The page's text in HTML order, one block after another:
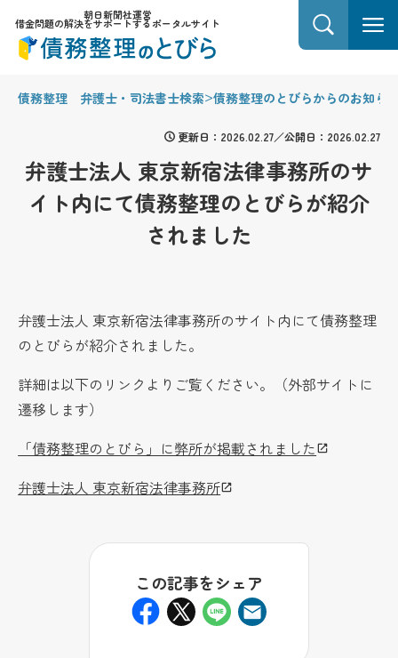
朝日新聞社運営
借金問題の解決をサポートするポータルサイト
債務整理 弁護士・司法書士検索>債務整理のとびらからのお知ら
更新日：2026.02.27／公開日：2026.02.27
弁護士法人 東京新宿法律事務所のサ
イト内にて債務整理のとびらが紹介
されました
弁護士法人 東京新宿法律事務所のサイト内にて債務整理
のとびらが紹介されました。
詳細は以下のリンクよりご覧ください。（外部サイトに
遷移します）
「債務整理のとびら」に弊所が掲載されました
弁護士法人 東京新宿法律事務所
この記事をシェア